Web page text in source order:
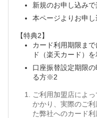
新規のお申し込み
本ページよりお申
【特典2】
カード利用期限ま
ド（楽天カード）
口座振替設定期限
る方※2
ご利用加盟店によ
かかり、実際のご
た弊社へのカード